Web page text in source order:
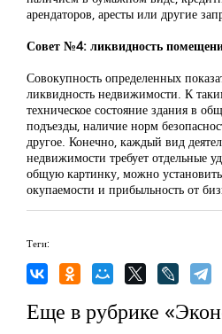
арендаторов, аресты или другие
Совет №4: ликвидность
Совокупность определенных
ликвидность недвижимости. К
техническое состояние здания в
подъезды, наличие норм
другое. Конечно, каждый вид
недвижимости требует отдельные
общую картинку, можно установить
окупаемости и прибыльность от
Теги:
Еще в рубрике